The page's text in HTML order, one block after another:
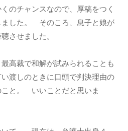
のチャンスなので、厚稿をつく
ました。 そのころ、息子と娘が
させました。
高裁で和解が試みられることも
渡しのときに口頭で判決理由の
と。 いいことだと思いま